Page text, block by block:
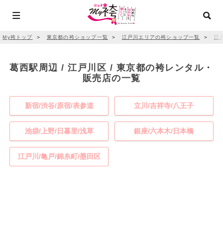
My袴トップ ＞ 東京都の袴ショップ一覧 ＞ 江戸川エリアの袴ショップ一覧 ＞ 江
葛西駅周辺 / 江戸川区 / 東京都の袴レンタル・
販売店の一覧
新宿/渋谷/原宿/表参道 立川/吉祥寺/八王子
池袋/上野/日暮里/浅草 銀座/六本木/日本橋
江戸川/亀戸/錦糸町/墨田区